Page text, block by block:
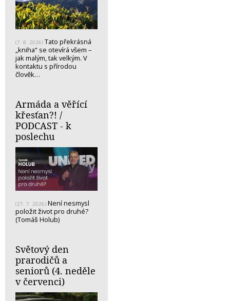
(7. 8. 2026) Tato překrásná
„kniha“ se otevírá všem –
jak malým, tak velkým. V
kontaktu s přírodou
člověk…
Armáda a věřící
křesťan?! /
PODCAST - k
poslechu
(27. 7. 2026) Není nesmysl
položit život pro druhé?
(Tomáš Holub)
Světový den
prarodičů a
seniorů (4. neděle
v červenci)